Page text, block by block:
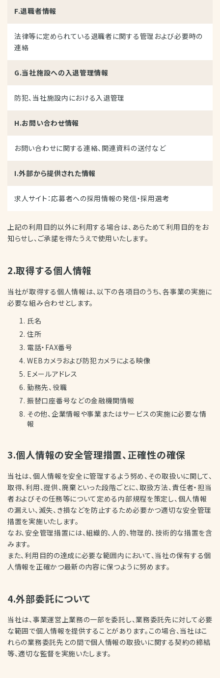
F.退職者情報
法律等に定められている退職者に関する管理および必要時の
連絡
G.当社施設への入退管理情報
防犯、当社施設内における入退管理
H.お問い合わせ情報
お問い合わせに関する連絡、関連資料の送付など
I.外部から提供された情報
求人サイト：応募者への採用情報の発信・採用選考
上記の利用目的以外に利用する場合は、あらためて利用目的をお
知らせし、ご承諾を得たうえで使用いたします。
2.取得する個人情報
当社が取得する個人情報は、以下の各項目のうち、各事業の実施に
必要な組み合わせとします。
氏名
住所
電話・FAX番号
WEBカメラおよび防犯カメラによる映像
Eメールアドレス
勤務先、役職
振替口座番号などの金融機関情報
その他、企業情報や事業またはサービスの実施に必要な情
報
3.個人情報の安全管理措置、正確性の確保
当社は、個人情報を安全に管理するよう努め、その取扱いに関して、
取得、利用、提供、廃棄といった段階ごとに、取扱方法、責任者・担当
者およびその任務等について定める内部規程を策定し、個人情報
の漏えい、滅失、き損などを防止するため必要かつ適切な安全管理
措置を実施いたします。
なお、安全管理措置には、組織的、人的、物理的、技術的な措置を含
みます。
また、利用目的の達成に必要な範囲内において、当社の保有する個
人情報を正確かつ最新の内容に保つように努めます。
4.外部委託について
当社は、事業運営上業務の一部を委託し、業務委託先に対して必要
な範囲で個人情報を提供することがあります。この場合、当社はこ
れらの業務委託先との間で個人情報の取扱いに関する契約の締結
等、適切な監督を実施いたします。